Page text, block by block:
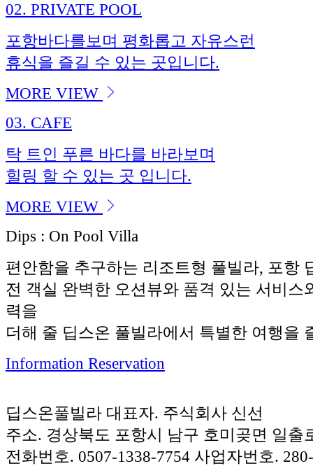
02. PRIVATE POOL
포항바다를보며 평화롭고 자유스런
휴식을 즐길 수 있는 곳입니다.
MORE VIEW
03. CAFE
탁 트인 푸른 바다를 바라보며
힐링 할 수 있는 곳 입니다.
MORE VIEW
Dips : On Pool Villa
편안함을 추구하는 리조트형 풀빌라, 포항
전 객실 완벽한 오션뷰와 품격 있는 서비스
력을
더해 줄 딥스온 풀빌라에서 특별한 여행을
Information Reservation
딥스온풀빌라 대표자. 주식회사 신선
주소. 경상북도 포항시 남구 호미곶면 일출
전화번호. 0507-1338-7754 사업자번호.